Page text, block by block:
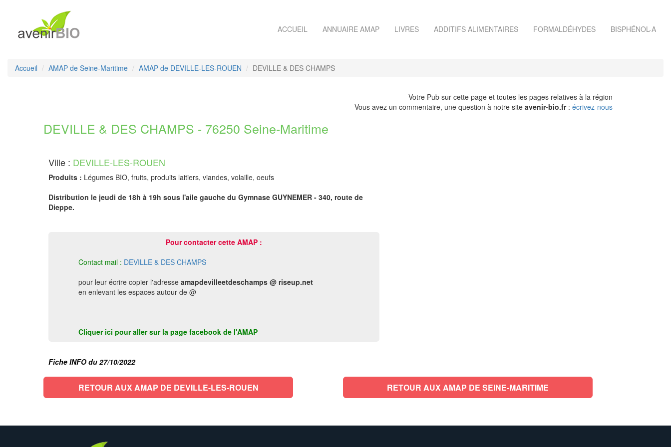
ACCUEIL ANNUAIRE AMAP LIVRES ADDITIFS ALIMENTAIRES FORMALDÉHYDES BISPHÉNOL-A
Accueil AMAP de Seine-Maritime AMAP de DEVILLE-LES-ROUEN DEVILLE & DES CHAMPS
Votre Pub sur cette page et toutes les pages relatives à la région
Vous avez un commentaire, une question à notre site avenir-bio.fr: écrivez-nous
DEVILLE & DES CHAMPS - 76250 Seine-Maritime
Ville : DEVILLE-LES-ROUEN
Produits : Légumes BIO, fruits, produits laitiers, viandes, volaille, oeufs
Distribution le jeudi de 18h à 19h sous l'aile gauche du Gymnase GUYNEMER - 340, route de
Dieppe.
Pour contacter cette AMAP :
Contact mail : DEVILLE & DES CHAMPS
pour leur écrire copier l'adresse amapdevilleetdeschamps @ riseup.net
en enlevant les espaces autour de @
Cliquer ici pour aller sur la page facebook de l'AMAP
Fiche INFO du 27/10/2022
RETOUR AUX AMAP DE DEVILLE-LES-ROUEN RETOUR AUX AMAP DE SEINE-MARITIME